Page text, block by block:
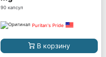
90 капсул
Puritan's Pride
В корзину